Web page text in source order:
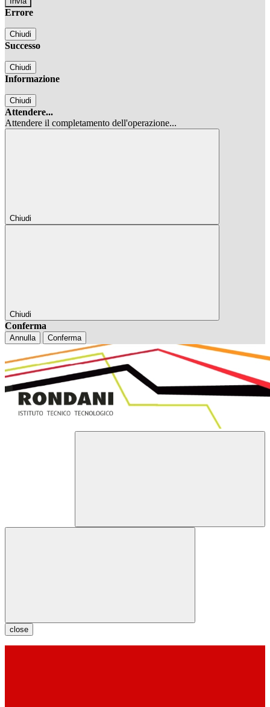
Errore
Chiudi
Successo
Chiudi
Informazione
Chiudi
Attendere...
Attendere il completamento dell'operazione...
Chiudi
Chiudi
Conferma
Annulla Conferma
close